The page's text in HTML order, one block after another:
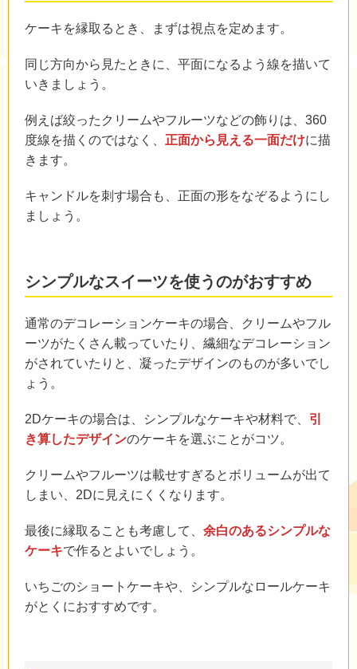
ケーキを縁取るとき、まずは視点を定めます。
同じ方向から見たときに、平面になるよう線を描いて
いきましょう。
例えば絞ったクリームやフルーツなどの飾りは、360
度線を描くのではなく、 正面から見える一面だけに描
きます。
キャンドルを刺す場合も、正面の形をなぞるようにし
ましょう。
シンプルなスイーツを使うのがおすすめ
通常のデコレーションケーキの場合、クリームやフル
ーツがたくさん載っていたり、繊細なデコレーション
がされていたりと、凝ったデザインのものが多いでし
ょう。
2Dケーキの場合は、シンプルなケーキや材料で、 引
き算したデザインのケーキを選ぶことがコツ。
クリームやフルーツは載せすぎるとボリュームが出て
しまい、2Dに見えにくくなります。
最後に縁取ることも考慮して、 余白のあるシンプルな
ケーキで作るとよいでしょう。
いちごのショートケーキや、シンプルなロールケーキ
がとくにおすすめです。